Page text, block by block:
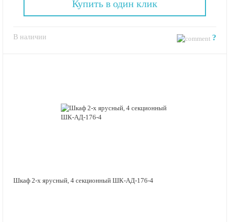
В наличии ?
Купить в один клик
Шкаф 2-х ярусный, 4 секционный ШК-АД-176-4